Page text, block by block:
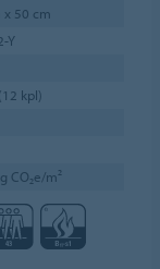
x 50 cm
Y
kpl)
CO₂e/m²